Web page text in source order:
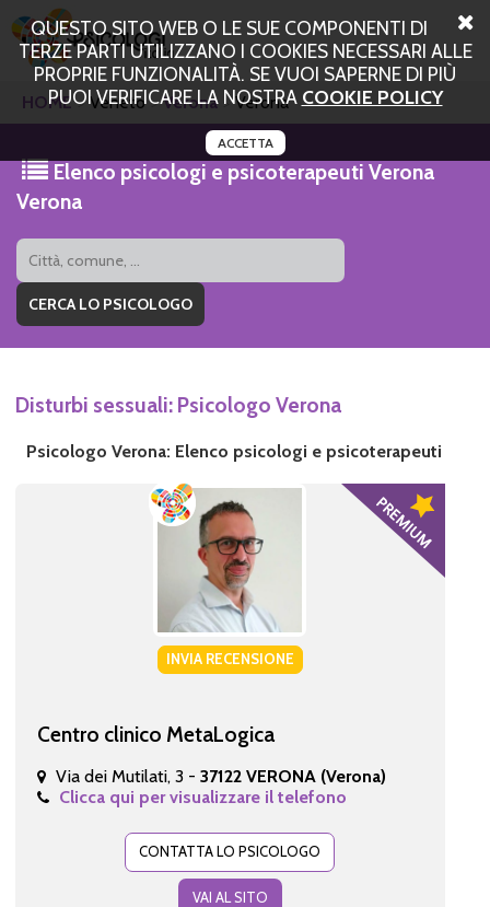
QUESTO SITO WEB O LE SUE COMPONENTI DI
TERZE PARTI UTILIZZANO I COOKIES NECESSARI ALLE
PROPRIE FUNZIONALITÀ. SE VUOI SAPERNE DI PIÙ
PUOI VERIFICARE LA NOSTRA COOKIE POLICY
ACCETTA
HOME Veneto Verona Verona
Elenco psicologi e psicoterapeuti Verona
Verona
Disturbi sessuali: Psicologo Verona
Psicologo Verona: Elenco psicologi e psicoterapeuti
INVIA RECENSIONE
Centro clinico MetaLogica
Via dei Mutilati, 3 - 37122 VERONA (Verona)
Clicca qui per visualizzare il telefono
CONTATTA LO PSICOLOGO
VAI AL SITO